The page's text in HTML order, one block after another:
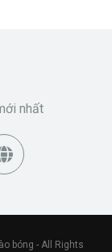
nhất
bóng - All Rights